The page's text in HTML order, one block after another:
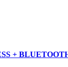
+ BLUETOOTH